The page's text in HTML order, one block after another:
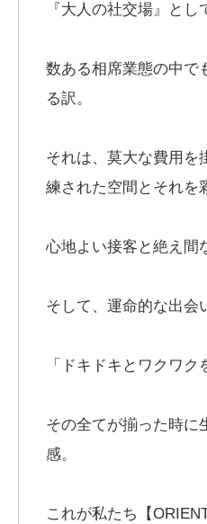
『大人の社交場』とし
数ある相席業態の中で
る訳。
それは、莫大な費用を
練された空間とそれを
心地よい接客と絶え間
そして、運命的な出会
「ドキドキとワクワク
その全てが揃った時に
感。
これが私たち【